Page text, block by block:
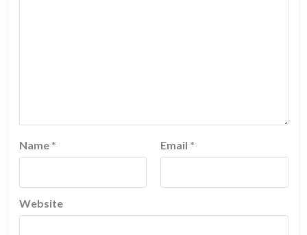
Name * Email *
Website